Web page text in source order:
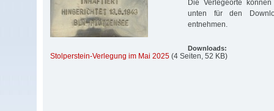
Die Verlegeorte
unten für den
entnehmen.
Downloads:
Stolperstein-Verlegung im Mai 2025 (4 Seiten, 52 KB)